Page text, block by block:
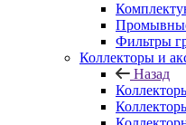
Фильтры
Коллекторы и
Назад